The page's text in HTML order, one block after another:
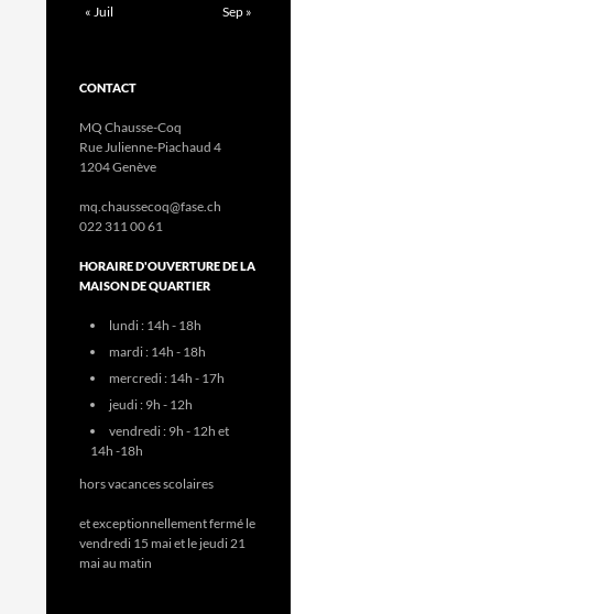
« Juil
Sep »
CONTACT
MQ Chausse-Coq
Rue Julienne-Piachaud 4
1204 Genève
mq.chaussecoq@fase.ch
022 311 00 61
HORAIRE D'OUVERTURE DE LA
MAISON DE QUARTIER
lundi : 14h - 18h
mardi : 14h - 18h
mercredi : 14h - 17h
jeudi : 9h - 12h
vendredi : 9h - 12h et
14h -18h
hors vacances scolaires
et exceptionnellement fermé le
vendredi 15 mai et le jeudi 21
mai au matin